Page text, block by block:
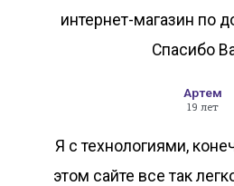
интернет-магазин по
Спасибо
Артем
19 лет
Я с технологиями,
этом сайте все так